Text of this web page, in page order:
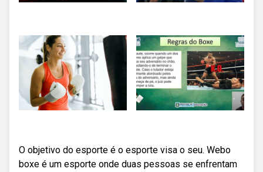
O objetivo do esporte é o esporte visa o seu. Webo
boxe é um esporte onde duas pessoas se enfrentam